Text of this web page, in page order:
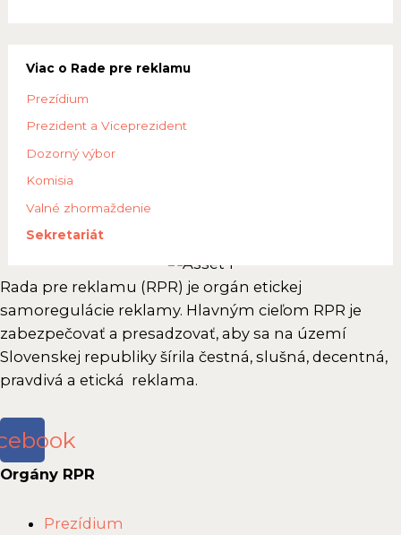
Viac o Rade pre reklamu
Prezídium
Prezident a Viceprezident
Dozorný výbor
Komisia
Valné zhormaždenie
Sekretariát
Rada pre reklamu (RPR) je orgán etickej
samoregulácie reklamy. Hlavným cieľom RPR je
zabezpečovať a presadzovať, aby sa na území
Slovenskej republiky šírila čestná, slušná, decentná,
pravdivá a etická reklama.
Orgány RPR
Main
Prezídium